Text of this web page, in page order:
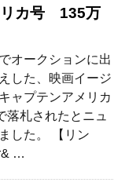
リカ号 135万
オークションに出
した、映画イージ
ャプテンアメリカ
落札されたとニュ
した。 【リン
…